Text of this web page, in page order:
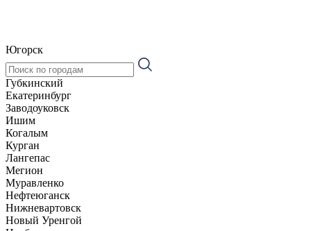
Югорск
Губкинский
Екатеринбург
Заводоуковск
Ишим
Когалым
Курган
Лангепас
Мегион
Муравленко
Нефтеюганск
Нижневартовск
Новый Уренгой